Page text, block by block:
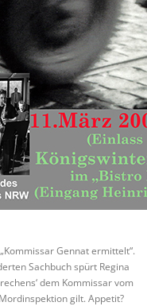
Gennat ermittelt“.
Sachbuch spürt Regina
dem Kommissar vom
gilt. Appetit?